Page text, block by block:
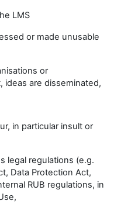
LMS
or made unusable
or
ideas are disseminated,
in particular insult or
legal regulations (e.g.
Data Protection Act,
RUB regulations, in